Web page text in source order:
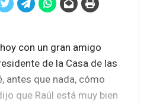
con un gran amigo
de la Casa de las
antes que nada, cómo
que Raúl está muy bien